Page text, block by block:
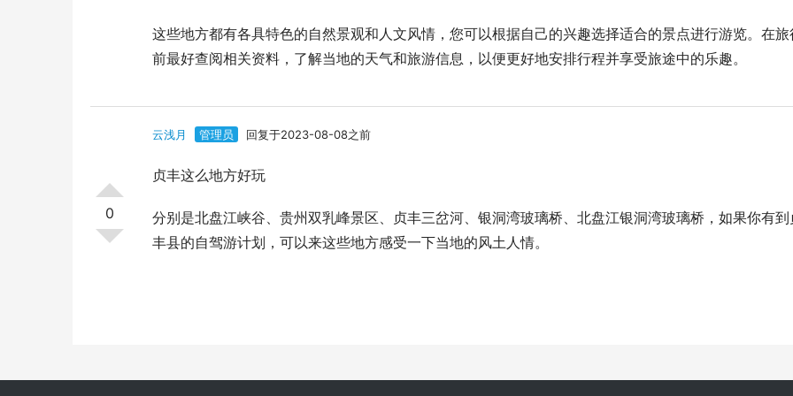
这些地方都有各具特色的自然景观和人文风情，您可以根据自己的兴趣选择适合的景点进行游览。在旅
前最好查阅相关资料，了解当地的天气和旅游信息，以便更好地安排行程并享受旅途中的乐趣。
0
云浅月 管理员 回复于2023-08-08之前
贞丰这么地方好玩
分别是北盘江峡谷、贵州双乳峰景区、贞丰三岔河、银洞湾玻璃桥、北盘江银洞湾玻璃桥，如果你有到
丰县的自驾游计划，可以来这些地方感受一下当地的风土人情。